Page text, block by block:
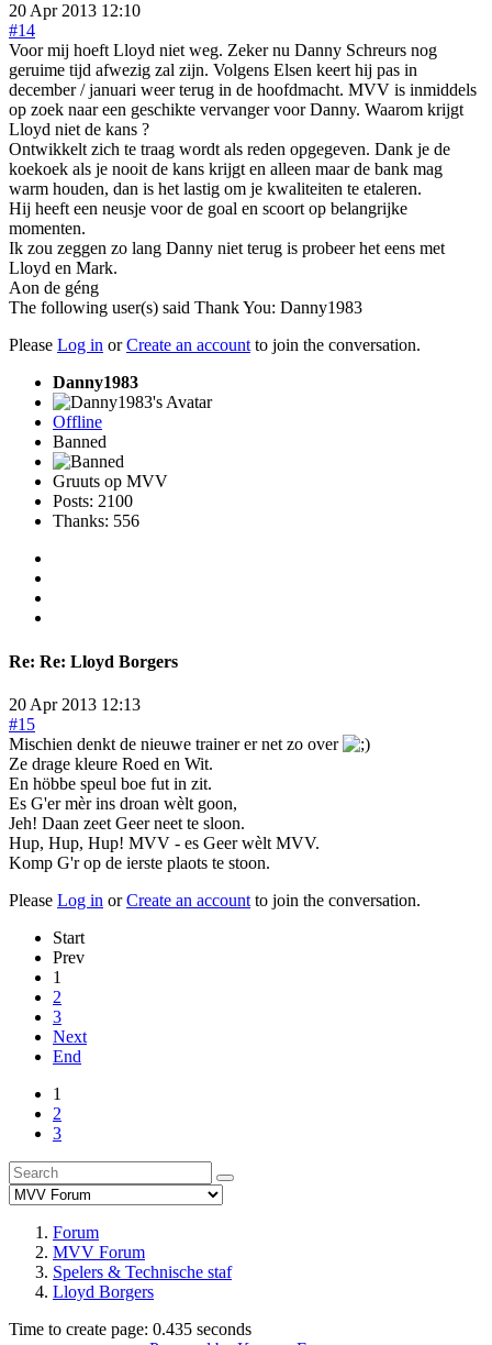
20 Apr 2013 12:10
#14
Voor mij hoeft Lloyd niet weg. Zeker nu Danny Schreurs nog
geruime tijd afwezig zal zijn. Volgens Elsen keert hij pas in
december / januari weer terug in de hoofdmacht. MVV is inmiddels
op zoek naar een geschikte vervanger voor Danny. Waarom krijgt
Lloyd niet de kans ?
Ontwikkelt zich te traag wordt als reden opgegeven. Dank je de
koekoek als je nooit de kans krijgt en alleen maar de bank mag
warm houden, dan is het lastig om je kwaliteiten te etaleren.
Hij heeft een neusje voor de goal en scoort op belangrijke
momenten.
Ik zou zeggen zo lang Danny niet terug is probeer het eens met
Lloyd en Mark.
Aon de géng
The following user(s) said Thank You: Danny1983
Please Log in orCreate an account to join the conversation.
Danny1983
Offline
Banned
Gruuts op MVV
Posts: 2100
Thanks: 556
Re: Re: Lloyd Borgers
20 Apr 2013 12:13
#15
Mischien denkt de nieuwe trainer er net zo over
Ze drage kleure Roed en Wit.
En höbbe speul boe fut in zit.
Es G'er mèr ins droan wèlt goon,
Jeh! Daan zeet Geer neet te sloon.
Hup, Hup, Hup! MVV - es Geer wèlt MVV.
Komp G'r op de ierste plaots te stoon.
Please Log in orCreate an account to join the conversation.
Start
Prev
1
2
3
Next
End
1
2
3
Forum
MVV Forum
Spelers & Technische staf
Lloyd Borgers
Time to create page: 0.435 seconds